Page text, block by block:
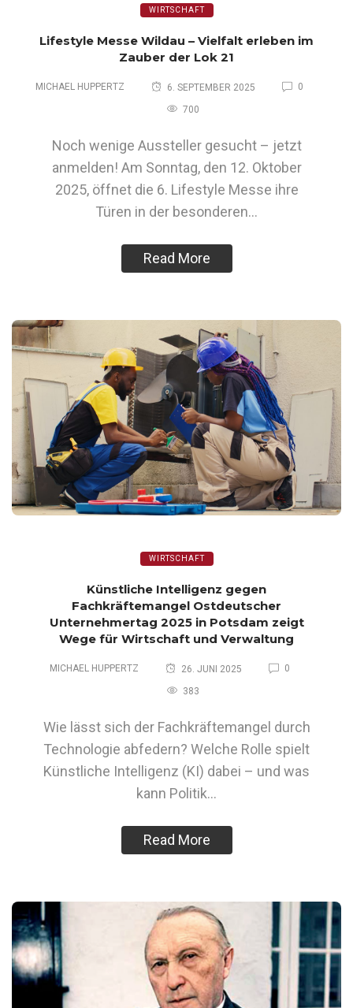
WIRTSCHAFT
Lifestyle Messe Wildau – Vielfalt erleben im
Zauber der Lok 21
MICHAEL HUPPERTZ 6. SEPTEMBER 2025 0
700
Noch wenige Aussteller gesucht – jetzt
anmelden! Am Sonntag, den 12. Oktober
2025, öffnet die 6. Lifestyle Messe ihre
Türen in der besonderen…
Read More
WIRTSCHAFT
Künstliche Intelligenz gegen
Fachkräftemangel Ostdeutscher
Unternehmertag 2025 in Potsdam zeigt
Wege für Wirtschaft und Verwaltung
MICHAEL HUPPERTZ 26. JUNI 2025 0
383
Wie lässt sich der Fachkräftemangel durch
Technologie abfedern? Welche Rolle spielt
Künstliche Intelligenz (KI) dabei – und was
kann Politik…
Read More